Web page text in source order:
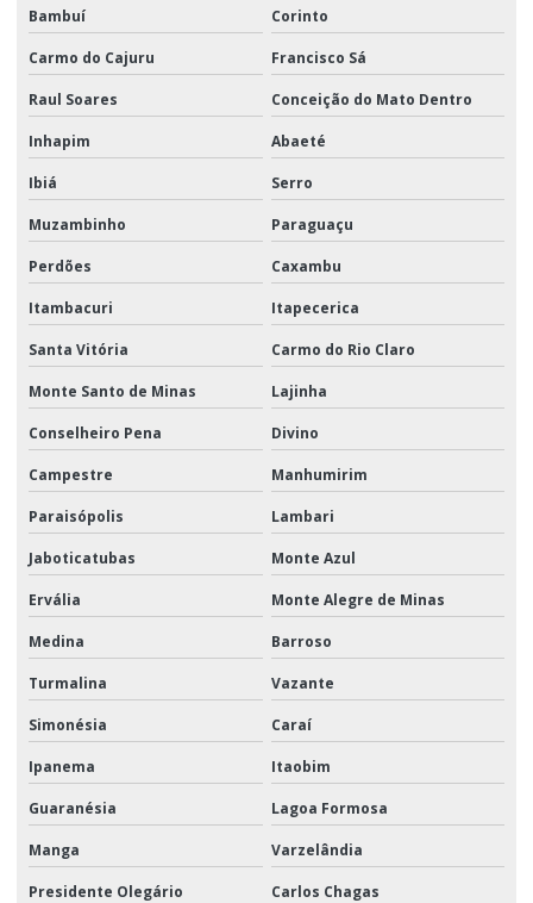
Bambuí Corinto
Carmo do Cajuru Francisco Sá
Raul Soares Conceição do Mato Dentro
Inhapim Abaeté
Ibiá Serro
Muzambinho Paraguaçu
Perdões Caxambu
Itambacuri Itapecerica
Santa Vitória Carmo do Rio Claro
Monte Santo de Minas Lajinha
Conselheiro Pena Divino
Campestre Manhumirim
Paraisópolis Lambari
Jaboticatubas Monte Azul
Ervália Monte Alegre de Minas
Medina Barroso
Turmalina Vazante
Simonésia Caraí
Ipanema Itaobim
Guaranésia Lagoa Formosa
Manga Varzelândia
Presidente Olegário Carlos Chagas